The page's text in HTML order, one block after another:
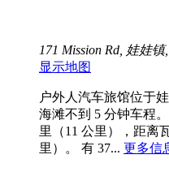
171 Mission Rd, 娃娃
显示地图
户外人汽车旅馆位于
海滩不到 5 分钟车程
里（11 公里），距离
里）。 有 37... 更多信